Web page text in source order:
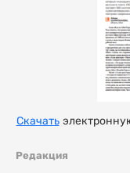
Редакция
Скачать